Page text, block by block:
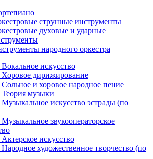
струнные инструменты
духовые и ударные
народного оркестра
искусство
Хоровое дирижирование
Сольное и хоровое народное пение
Теория музыки
Музыкальное искусство эстрады (по
звукооператорское
искусство
художественное творчество (по